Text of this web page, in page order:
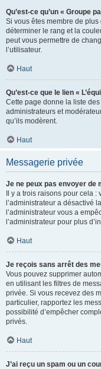
Qu’est-ce qu’un « Groupe
Si vous êtes membre de
déterminer le rang et la
peut vous permettre de
l’utilisateur.
Haut
Qu’est-ce que le lien «
Cette page donne la liste
administrateurs et
qu’ils modèrent.
Haut
Messagerie privée
Je ne peux pas envoyer de
Il y a trois raisons pour cela
l’administrateur a désactivé
l’administrateur vous a
l’administrateur pour plus
Haut
Je reçois sans arrêt des
Vous pouvez supprimer
en utilisant les filtres de
privée. Si vous recevez des
particulier, rapportez les
possibilité d’empêcher
privés.
Haut
J’ai reçu un spam ou un